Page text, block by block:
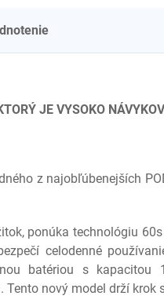
JE VYSOKO
z najobľúbenejších
ponúka technológiu
celodenné
batériou s kapacitou
nový model drží krok